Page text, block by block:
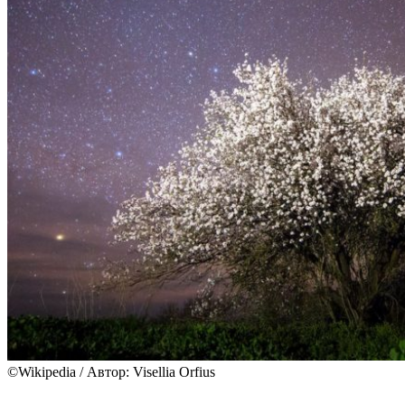
©Wikipedia / Автор: Visellia Orfius